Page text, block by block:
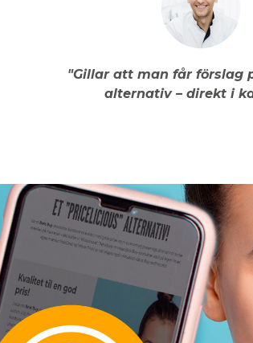
"Gillar att man får förslag
alternativ – direkt i